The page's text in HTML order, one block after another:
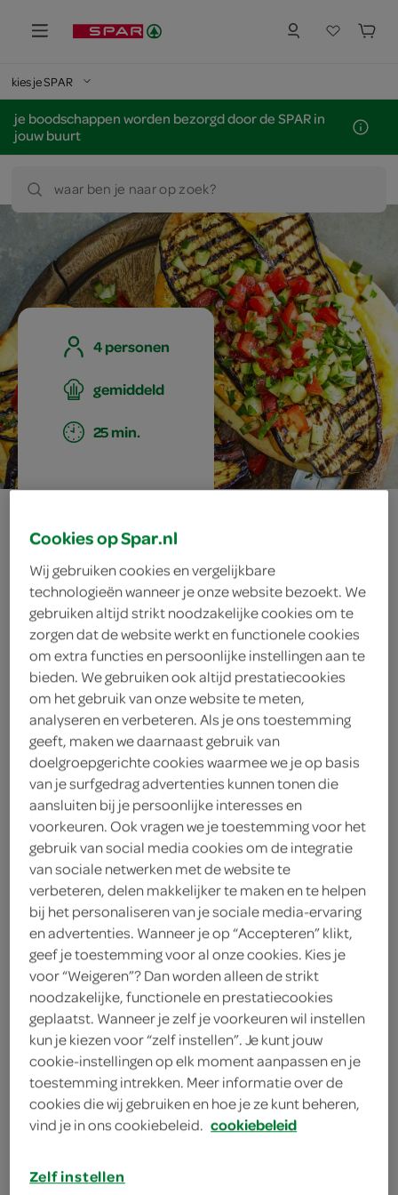
kies je SPAR
je boodschappen worden bezorgd door de SPAR in
jouw buurt
waar ben je naar op zoek?
4 personen
gemiddeld
25 min.
naan met gegrilde
aubergine en
mango-
sesamsaus
ingrediënten
sinaasappelsap
theelepel paprikapoeder
theelepel chilipoeder
theelepel kurkuma
theelepel komijnpoeder (djinten)
1 mango
3 eetlepels mangochutney
3 eetlepels sesampasta
2 eetlepels citroensap
2 eetlepels platte peterselie
Cookies op Spar.nl
Wij gebruiken cookies en vergelijkbare
technologieën wanneer je onze website bezoekt. We
gebruiken altijd strikt noodzakelijke cookies om te
zorgen dat de website werkt en functionele cookies
om extra functies en persoonlijke instellingen aan te
bieden. We gebruiken ook altijd prestatiecookies
om het gebruik van onze website te meten,
analyseren en verbeteren. Als je ons toestemming
geeft, maken we daarnaast gebruik van
doelgroepgerichte cookies waarmee we je op basis
van je surfgedrag advertenties kunnen tonen die
aansluiten bij je persoonlijke interesses en
voorkeuren. Ook vragen we je toestemming voor het
gebruik van social media cookies om de integratie
van sociale netwerken met de website te
verbeteren, delen makkelijker te maken en te helpen
bij het personaliseren van je sociale media-ervaring
en advertenties. Wanneer je op “Accepteren” klikt,
geef je toestemming voor al onze cookies. Kies je
voor “Weigeren”? Dan worden alleen de strikt
noodzakelijke, functionele en prestatiecookies
geplaatst. Wanneer je zelf je voorkeuren wil instellen
kun je kiezen voor “zelf instellen”. Je kunt jouw
cookie-instellingen op elk moment aanpassen en je
toestemming intrekken. Meer informatie over de
cookies die wij gebruiken en hoe je ze kunt beheren,
vind je in ons cookiebeleid. cookiebeleid
Zelf instellen